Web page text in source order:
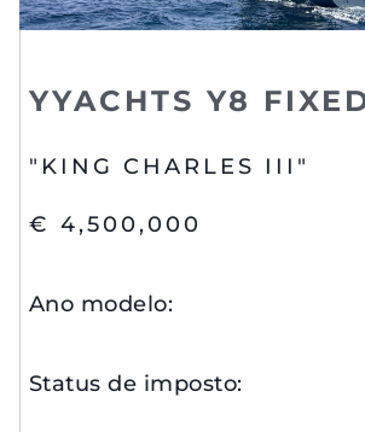
YYACHTS Y8
"KING CHARLES III"
€ 4,500,000
Ano modelo:
Status de imposto: